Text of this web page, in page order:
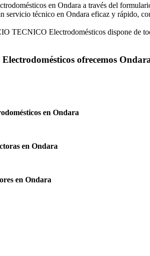
en Ondara a través del
servicio técnico en Ondara eficaz y rápido,
TECNICO Electrodomésticos dispone de
ofrecemos
en Ondara
en Ondara
en Ondara